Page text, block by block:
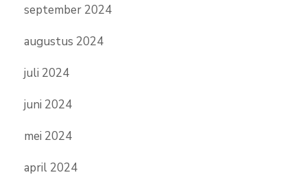
september 2024
augustus 2024
juli 2024
juni 2024
mei 2024
april 2024